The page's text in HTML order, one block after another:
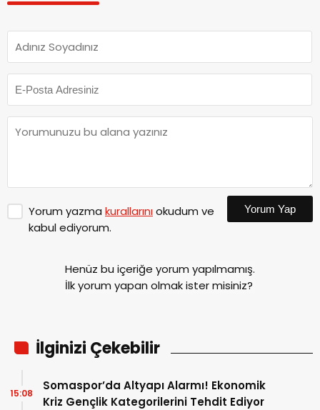
Yorum yazma kurallarınıokudum ve
kabul ediyorum.
Yorum Yap
Henüz bu içeriğe yorum yapılmamış.
İlk yorum yapan olmak ister misiniz?
İlginizi Çekebilir
Somaspor’da Altyapı Alarmı! Ekonomik
Kriz Gençlik Kategorilerini Tehdit Ediyor
15:08